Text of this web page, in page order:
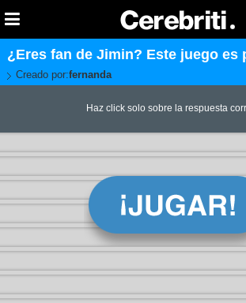
¿Eres fan de Jimin? Este juego es
Creado por:fernanda
Haz click solo sobre la respuesta